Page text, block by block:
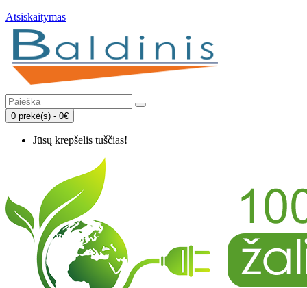
Atsiskaitymas
0 prekė(s) - 0€
Jūsų krepšelis tuščias!